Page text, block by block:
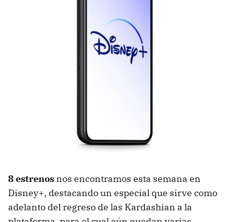
8 estrenos nos encontramos esta semana en
Disney+, destacando un especial que sirve como
adelanto del regreso de las Kardashian a la